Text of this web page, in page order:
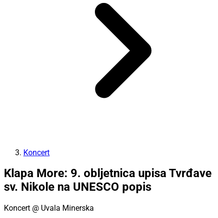
Koncert
Klapa More: 9. obljetnica upisa Tvrđave
sv. Nikole na UNESCO popis
Koncert @ Uvala Minerska